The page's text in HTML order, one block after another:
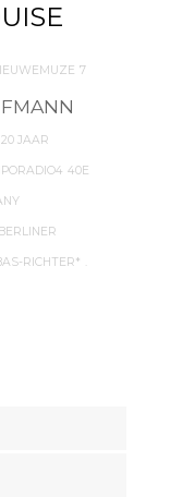
7
20 JAAR
40E
RICHTER*